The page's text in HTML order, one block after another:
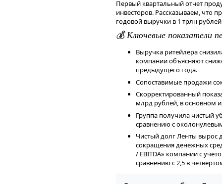
Обратный выкуп акций и
Магнитобъявил тендер на выкуп
ценных бумаг из расчета 2,215
акционеров-нерезидентов
возможность выйти из актива
активов и перспективы
заверил, что по-прежнему
листингом акций на
информации о перспективах
Что в сухом остатке
При этом темпы роста бизнеса
Первый квартальный отчет
инвесторов. Рассказываем, что
годовой выручки в 1 трлн
💰 Ключевые показатели
Выручка ритейлера
компании объясняют
предыдущего года.
Сопоставимые продажи
Скорректированный
млрд рублей, в основном
Группа получила чистый
сравнению с
Чистый долг Ленты вырос
сокращения денежных
/ EBITDA» компании с
сравнению с 2,5 в